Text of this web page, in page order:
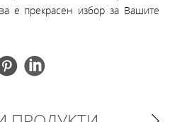
е прекрасен избор за Вашите